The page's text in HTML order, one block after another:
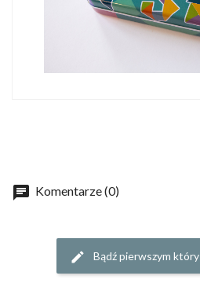
Komentarze (0)
Bądź pierwszym